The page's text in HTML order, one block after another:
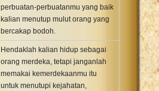
perbuatan-perbuatanmu yang baik
kalian menutup mulut orang yang
bercakap bodoh.
Hendaklah kalian hidup sebagai
orang merdeka, tetapi janganlah
memakai kemerdekaanmu itu
untuk menutupi kejahatan,